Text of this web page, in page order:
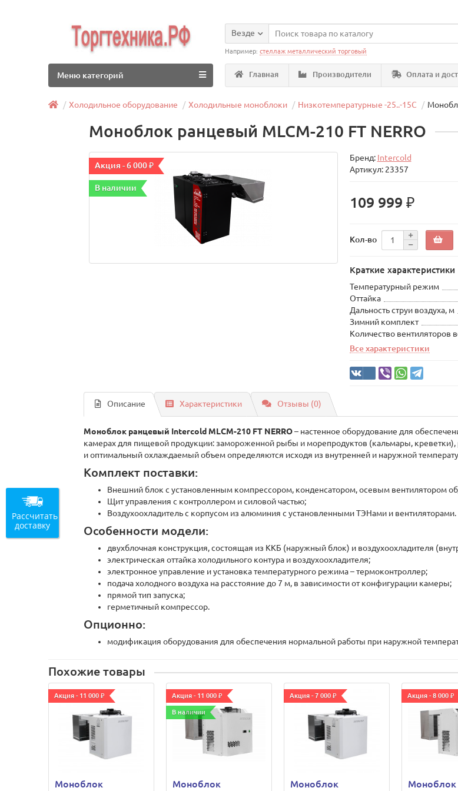
Везде
Например:стеллаж металлический торговый
Главная Производители Оплата и
Меню категорий
Холодильное оборудование Холодильные моноблоки Низкотемпературные -25..-15C
Моноблок ранцевый МLCM-210 FT NERRO
Акция - 6 000 ₽
В наличии
Бренд: Intercold
Артикул: 23357
109 999 ₽
Кол-во
Краткие характеристики
Температурный режим
Оттайка
Дальность струи воздуха, м
Зимний комплект
Количество вентиляторов
Все характеристики
Описание Характеристики Отзывы (0)
Моноблок ранцевый Intercold MLCM-210 FT NERRO– настенное оборудование для
камерах для пищевой продукции: замороженной рыбы и морепродуктов (кальмары,
и оптимальный охлаждаемый объем определяются исходя из внутренней и наружной
Комплект поставки:
Внешний блок с установленным компрессором, конденсатором, осевым вентилятором
Щит управления с контроллером и силовой частью;
Воздухоохладитель с корпусом из алюминия с установленными ТЭНами и вентиляторами.
Особенности модели:
двухблочная конструкция, состоящая из ККБ (наружный блок) и воздухоохладителя
электрическая оттайка холодильного контура и воздухоохладителя;
электронное управление и установка температурного режима – термоконтроллер;
подача холодного воздуха на расстояние до 7 м, в зависимости от конфигурации камеры;
прямой тип запуска;
герметичный компрессор.
Опционно:
модификация оборудования для обеспечения нормальной работы при наружной
Похожие товары
Акция - 11 000 ₽
Моноблок
Акция - 11 000 ₽
В наличии
Моноблок
Акция - 7 000 ₽
Моноблок
Акция - 8 000 ₽
Моноблок
Рассчитать
доставку